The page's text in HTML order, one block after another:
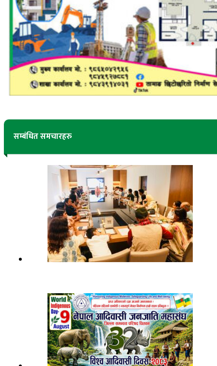
सम्बंधित समचारहरु